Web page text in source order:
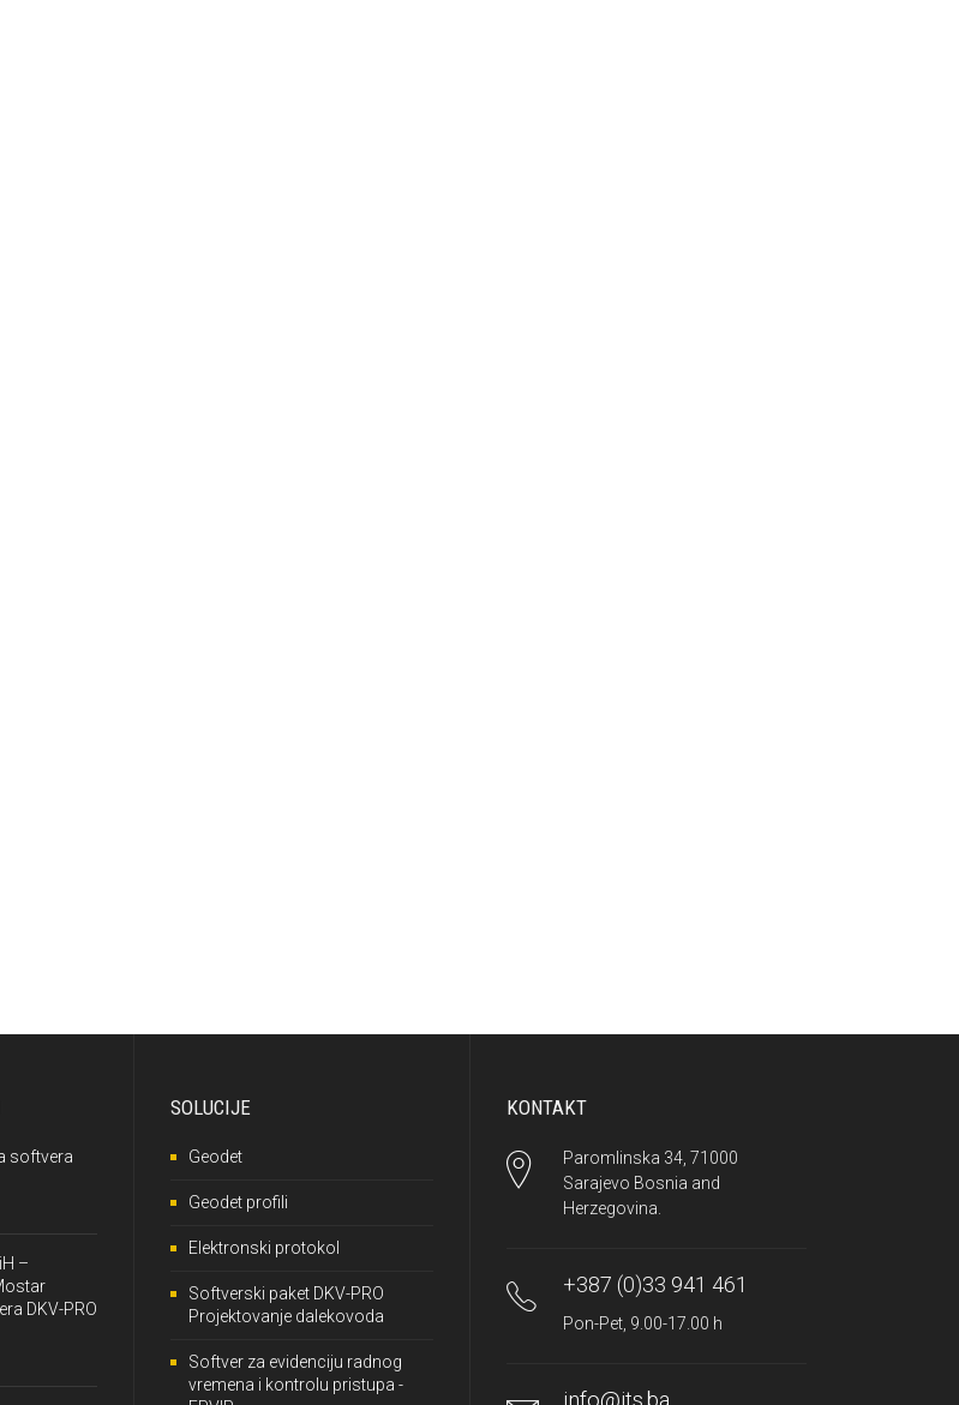
softvera
–
DKV-PRO
SOLUCIJE
Geodet
Geodet profili
Elektronski protokol
Softverski paket DKV-PRO
Projektovanje dalekovoda
Softver za evidenciju radnog
vremena i kontrolu pristupa -
KONTAKT
Paromlinska 34, 71000
Sarajevo Bosnia and
Herzegovina.
+387 (0)33 941 461
Pon-Pet, 9.00-17.00 h
info@its.ba